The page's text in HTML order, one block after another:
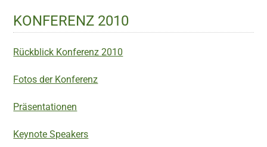
KONFERENZ 2010
Rückblick Konferenz 2010
Fotos der Konferenz
Präsentationen
Keynote Speakers